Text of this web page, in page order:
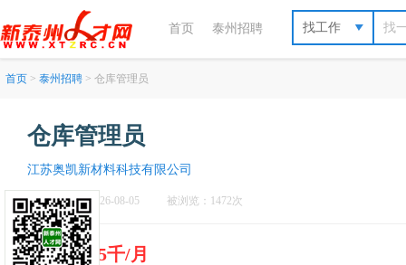
首页 泰州招聘 找工作
首页 > 泰州招聘 > 仓库管理员
仓库管理员
江苏奥凯新材料科技有限公司
刷新于：2026-08-05 被浏览：1472次
4千5-5千/月